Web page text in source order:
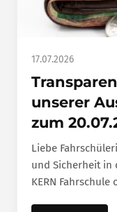
17.07.2026
unserer
zum
Liebe
und Sicherheit in
KERN